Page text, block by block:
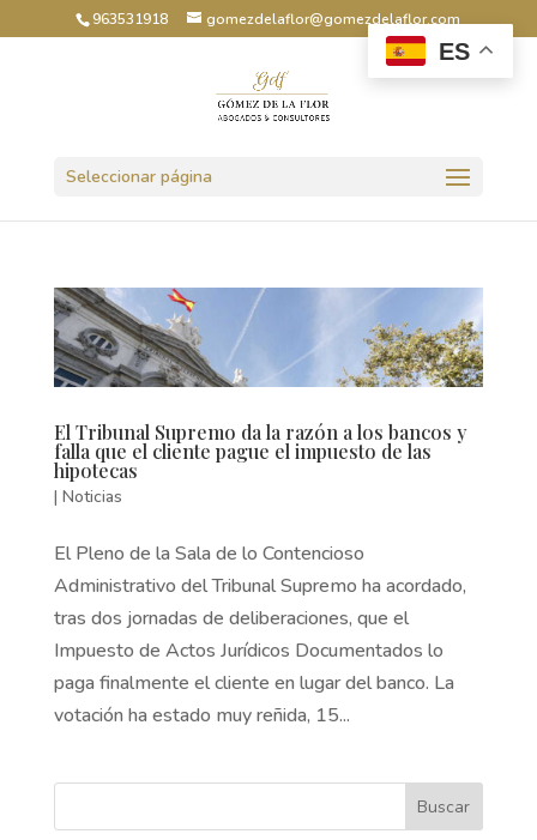
963531918 gomezdelaflor@gomezdelaflor.com
Seleccionar página
El Tribunal Supremo da la razón a los bancos y
falla que el cliente pague el impuesto de las
hipotecas
| Noticias
El Pleno de la Sala de lo Contencioso
Administrativo del Tribunal Supremo ha acordado,
tras dos jornadas de deliberaciones, que el
Impuesto de Actos Jurídicos Documentados lo
paga finalmente el cliente en lugar del banco. La
votación ha estado muy reñida, 15...
Buscar
ES